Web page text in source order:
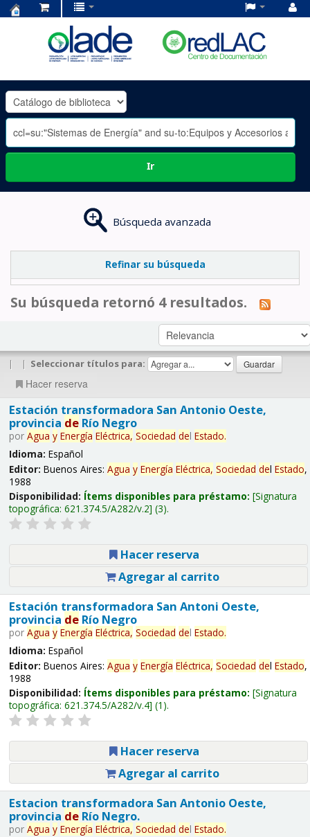
OLADE
-
Ir
Búsqueda avanzada
Refinar su búsqueda
Su búsqueda retornó 4 resultados.
| | Seleccionar títulos para:
Hacer reserva
Estación transformadora San Antonio Oeste,
provincia deRío Negro
por Agua y Energía Eléctrica, Sociedad del Estado.
Idioma: Español
Editor: Buenos Aires: Agua y Energía Eléctrica, Sociedad del Estado,
1988
Disponibilidad: Ítems disponibles para préstamo: Signatura
topográfica: 621.374.5/A282/v.2 (3).
Hacer reserva
Agregar al carrito
Estación transformadora San Antoni Oeste,
provincia deRío Negro
por Agua y Energía Eléctrica, Sociedad del Estado.
Idioma: Español
Editor: Buenos Aires: Agua y Energía Eléctrica, Sociedad del Estado,
1988
Disponibilidad: Ítems disponibles para préstamo: Signatura
topográfica: 621.374.5/A282/v.4 (1).
Hacer reserva
Agregar al carrito
Estacion transformadora San Antonio Oeste,
provincia deRío Negro.
por Agua y Energía Eléctrica, Sociedad del Estado.